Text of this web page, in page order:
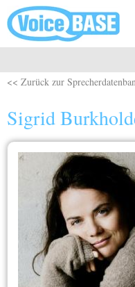
Direkt zum Inhalt
<< Zurück zur
Sigrid